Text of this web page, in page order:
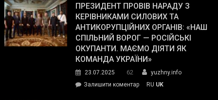
Street
Journal.
Південному
працівникам
ОПЗ
з
матеріального
резерву
гуманітарну
допомогу
ПРЕЗИДЕНТ ПРОВІВ НАРАДУ З
КЕРІВНИКАМИ СИЛОВИХ ТА
АНТИКОРУПЦІЙНИХ ОРГАНІВ: «НАШ
СПІЛЬНИЙ ВОРОГ — РОСІЙСЬКІ
ОКУПАНТИ. МАЄМО ДІЯТИ ЯК
КОМАНДА УКРАЇНИ»
23.07.2025 62
yuzhny.info
Залишити коментарon
RU UK